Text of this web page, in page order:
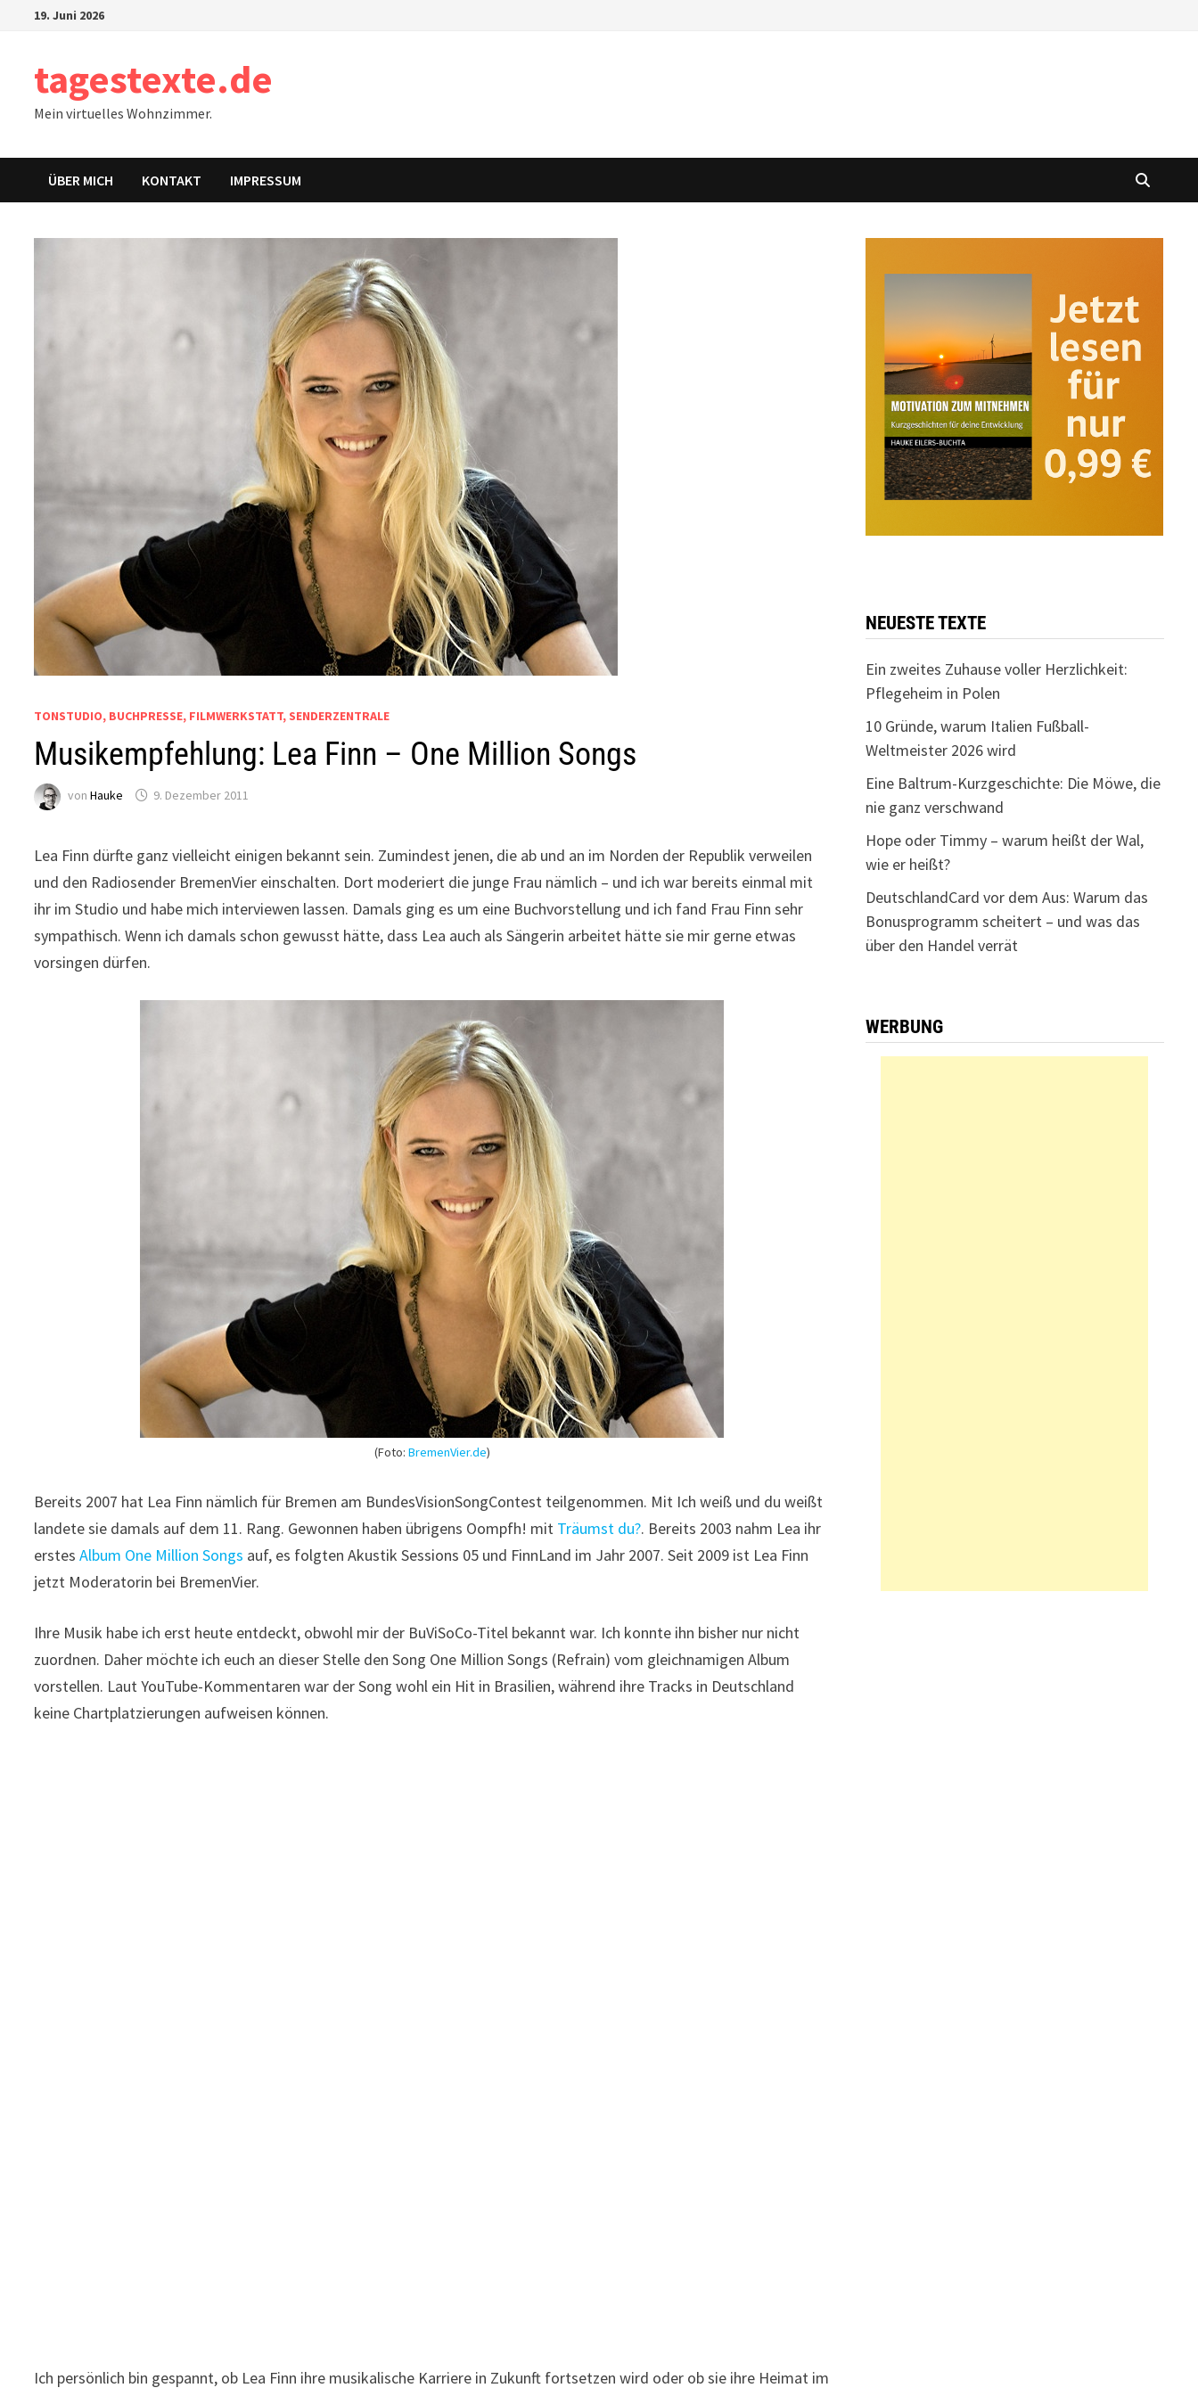
19. Juni 2026
tagestexte.de
Mein virtuelles Wohnzimmer.
ÜBER MICH KONTAKT IMPRESSUM
TONSTUDIO, BUCHPRESSE, FILMWERKSTATT, SENDERZENTRALE
Musikempfehlung: Lea Finn – One Million Songs
vonHauke 9. Dezember 2011
Lea Finn dürfte ganz vielleicht einigen bekannt sein. Zumindest jenen, die ab und an im Norden der Republik verweilen
und den Radiosender BremenVier einschalten. Dort moderiert die junge Frau nämlich – und ich war bereits einmal mit
ihr im Studio und habe mich interviewen lassen. Damals ging es um eine Buchvorstellung und ich fand Frau Finn sehr
sympathisch. Wenn ich damals schon gewusst hätte, dass Lea auch als Sängerin arbeitet hätte sie mir gerne etwas
vorsingen dürfen.
(Foto: BremenVier.de)
Bereits 2007 hat Lea Finn nämlich für Bremen am BundesVisionSongContest teilgenommen. Mit Ich weiß und du weißt
landete sie damals auf dem 11. Rang. Gewonnen haben übrigens Oompfh! mit Träumst du?. Bereits 2003 nahm Lea ihr
erstesAlbum One Million Songs auf, es folgten Akustik Sessions 05 und FinnLand im Jahr 2007. Seit 2009 ist Lea Finn
jetzt Moderatorin bei BremenVier.
Ihre Musik habe ich erst heute entdeckt, obwohl mir der BuViSoCo-Titel bekannt war. Ich konnte ihn bisher nur nicht
zuordnen. Daher möchte ich euch an dieser Stelle den Song One Million Songs (Refrain) vom gleichnamigen Album
vorstellen. Laut YouTube-Kommentaren war der Song wohl ein Hit in Brasilien, während ihre Tracks in Deutschland
keine Chartplatzierungen aufweisen können.
Ich persönlich bin gespannt, ob Lea Finn ihre musikalische Karriere in Zukunft fortsetzen wird oder ob sie ihre Heimat im
NEUESTE TEXTE
Ein zweites Zuhause voller Herzlichkeit:
Pflegeheim in Polen
10 Gründe, warum Italien Fußball-
Weltmeister 2026 wird
Eine Baltrum-Kurzgeschichte: Die Möwe, die
nie ganz verschwand
Hope oder Timmy – warum heißt der Wal,
wie er heißt?
DeutschlandCard vor dem Aus: Warum das
Bonusprogramm scheitert – und was das
über den Handel verrät
WERBUNG